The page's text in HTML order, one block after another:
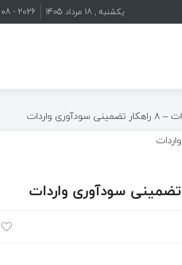
یکشنبه , 18 مرداد 1405 2026 - 08 - 09
واردات